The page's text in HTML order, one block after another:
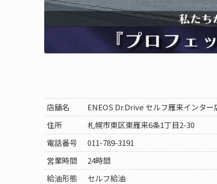
店舗名
ENEOS Dr.Drive セルフ雁来インター
住所
札幌市東区東雁来6条1丁目2-30
電話番号
011-789-3191
営業時間
24時間
給油形態
セルフ給油